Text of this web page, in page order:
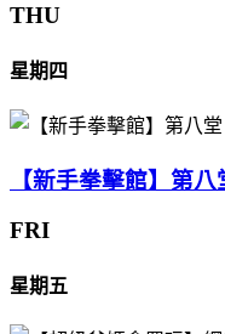
THU
星期四
【新手拳擊館】第
FRI
星期五